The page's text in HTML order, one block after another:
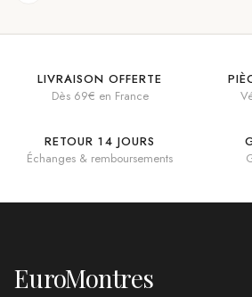
LIVRAISON OFFERTE
Dès 69€ en France
RETOUR 14 JOURS
Échanges & remboursements
EuroMontres